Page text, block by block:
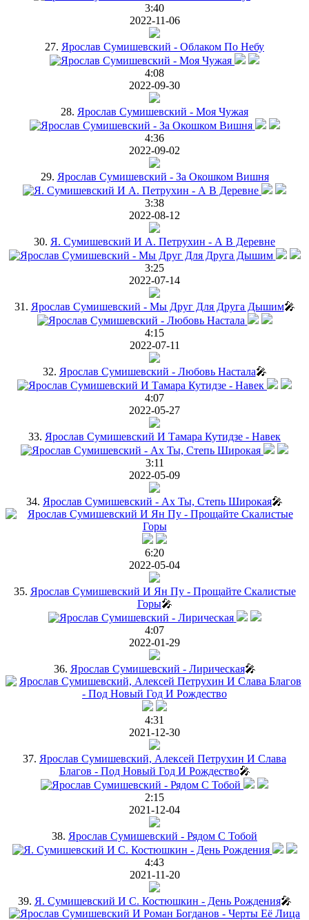
3:40
2022-11-06
27. Ярослав Сумишевский - Облаком По Небу
4:08
2022-09-30
28. Ярослав Сумишевский - Моя Чужая
4:36
2022-09-02
29. Ярослав Сумишевский - За Окошком Вишня
3:38
2022-08-12
30. Я. Сумишевский И А. Петрухин - А В Деревне
3:25
2022-07-14
31. Ярослав Сумишевский - Мы Друг Для Друга Дышим🎤
4:15
2022-07-11
32. Ярослав Сумишевский - Любовь Настала🎤
4:07
2022-05-27
33. Ярослав Сумишевский И Тамара Кутидзе - Навек
3:11
2022-05-09
34. Ярослав Сумишевский - Ах Ты, Степь Широкая🎤
6:20
2022-05-04
35. Ярослав Сумишевский И Ян Пу - Прощайте Скалистые
Горы🎤
4:07
2022-01-29
36. Ярослав Сумишевский - Лирическая🎤
4:31
2021-12-30
37. Ярослав Сумишевский, Алексей Петрухин И Слава
Благов - Под Новый Год И Рождество🎤
2:15
2021-12-04
38. Ярослав Сумишевский - Рядом С Тобой
4:43
2021-11-20
39. Я. Сумишевский И С. Костюшкин - День Рождения🎤